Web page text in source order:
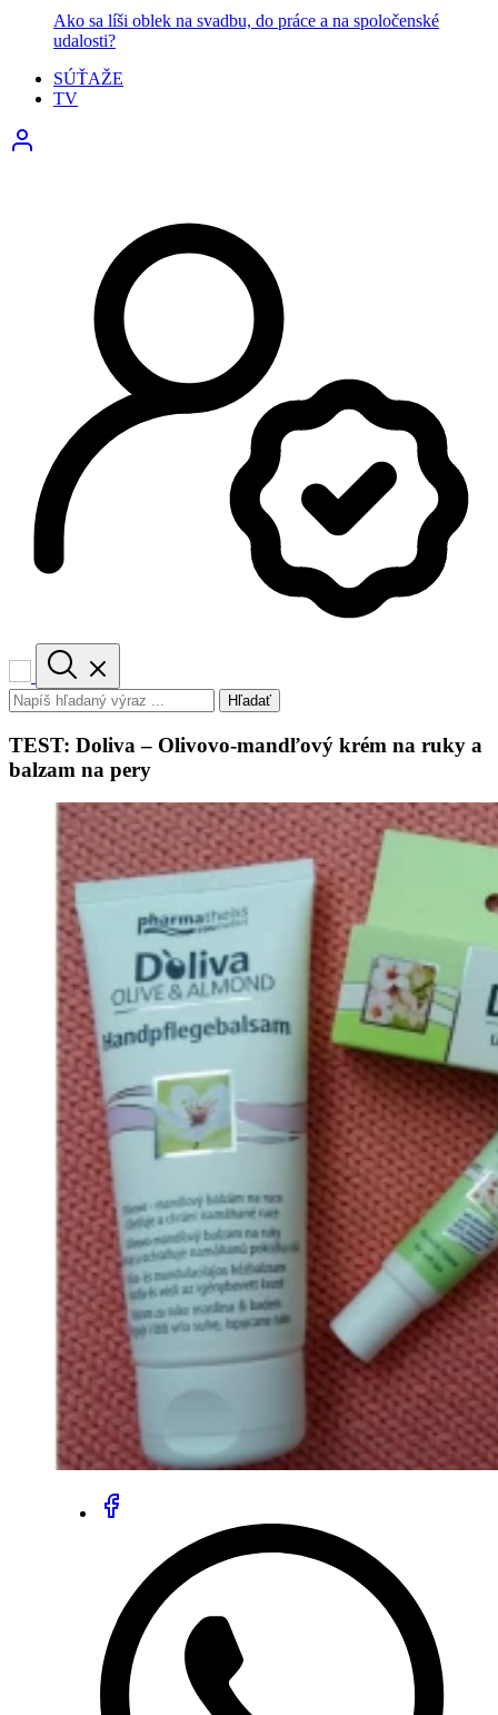
Ako sa líši oblek na svadbu, do práce a na spoločenské
udalosti?
SÚŤAŽE
TV
Hľadať
TEST: Doliva – Olivovo-mandľový krém na ruky a
balzam na pery